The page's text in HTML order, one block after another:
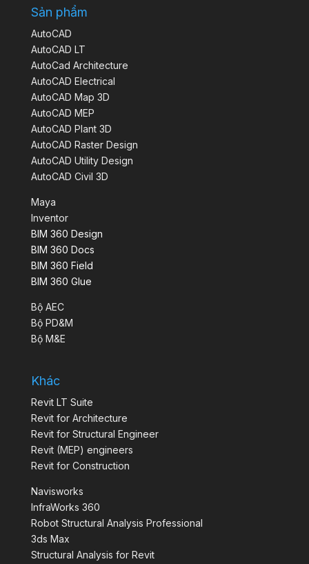
Sản phẩm
AutoCAD
AutoCAD LT
AutoCad Architecture
AutoCAD Electrical
AutoCAD Map 3D
AutoCAD MEP
AutoCAD Plant 3D
AutoCAD Raster Design
AutoCAD Utility Design
AutoCAD Civil 3D
Maya
Inventor
BIM 360 Design
BIM 360 Docs
BIM 360 Field
BIM 360 Glue
Bộ AEC
Bộ PD&M
Bộ M&E
Khác
Revit LT Suite
Revit for Architecture
Revit for Structural Engineer
Revit (MEP) engineers
Revit for Construction
Navisworks
InfraWorks 360
Robot Structural Analysis Professional
3ds Max
Structural Analysis for Revit